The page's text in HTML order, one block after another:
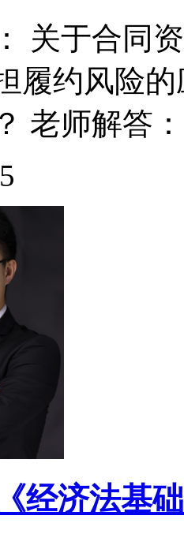
关于合同
履约风险
老师解答
经济法基